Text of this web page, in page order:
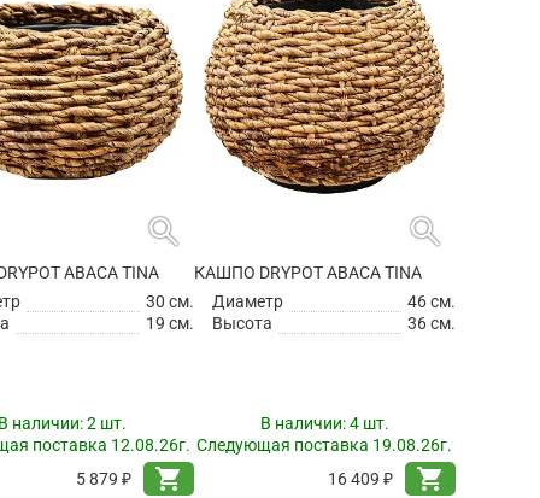
search
ABACA TINA
30 см.
19 см.
наличии:2 шт.
поставка 12.08.26г.
5 879 ₽
shopping_cart
search
КАШПО DRYPOT ABACA TINA
Диаметр
46 см.
Высота
36 см.
В наличии:4 шт.
Следующая поставка 19.08.26г.
16 409 ₽
shopping_cart